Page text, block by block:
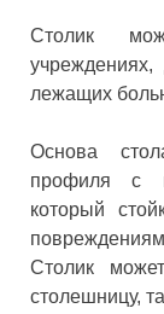
Столик
лежащих
Основа
профиля с
который
Столик
столешницу,